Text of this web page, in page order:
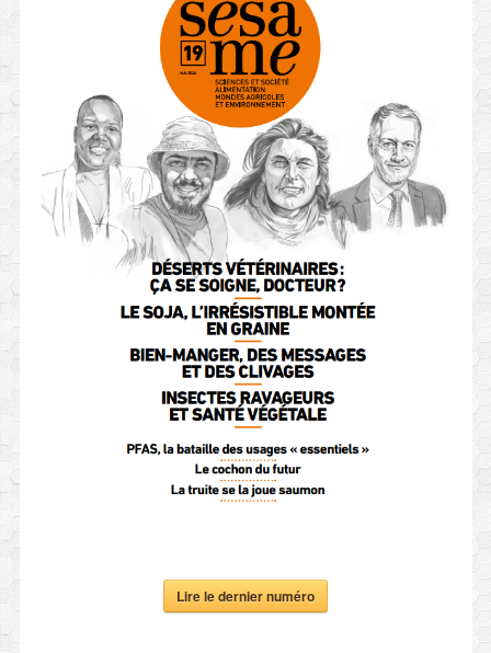
Lire le dernier numéro